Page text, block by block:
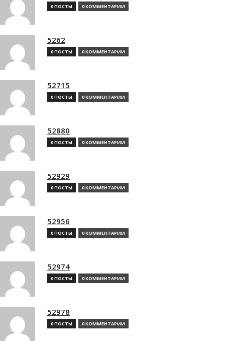
0 ПОСТЫ 0 КОММЕНТАРИИ
5262
0 ПОСТЫ 0 КОММЕНТАРИИ
52715
0 ПОСТЫ 0 КОММЕНТАРИИ
52880
0 ПОСТЫ 0 КОММЕНТАРИИ
52929
0 ПОСТЫ 0 КОММЕНТАРИИ
52956
0 ПОСТЫ 0 КОММЕНТАРИИ
52974
0 ПОСТЫ 0 КОММЕНТАРИИ
52978
0 ПОСТЫ 0 КОММЕНТАРИИ